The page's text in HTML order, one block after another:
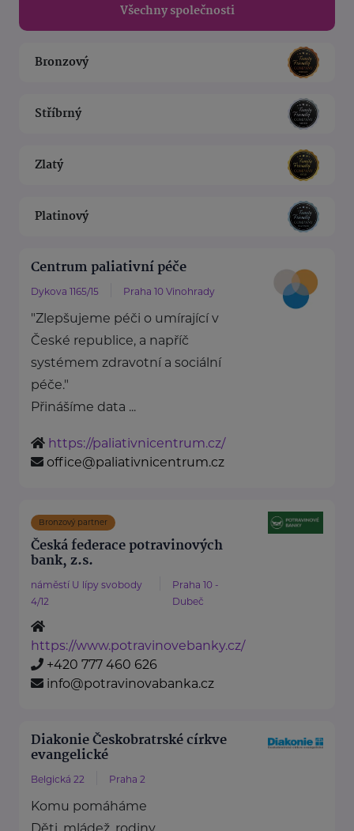
Všechny společnosti
Bronzový
Stříbrný
Zlatý
Platinový
Centrum paliativní péče
Dykova 1165/15 Praha 10 Vinohrady
"Zlepšujeme péči o umírající v
České republice, a napříč
systémem zdravotní a sociální
péče."
Přinášíme data ...
https://paliativnicentrum.cz/
office@paliativnicentrum.cz
Bronzový partner
Česká federace potravinových
bank, z.s.
náměstí U lípy svobody
4/12
Praha 10 -
Dubeč
https://www.potravinovebanky.cz/
+420 777 460 626
info@potravinovabanka.cz
Diakonie Českobratrské církve
evangelické
Belgická 22 Praha 2
Komu pomáháme